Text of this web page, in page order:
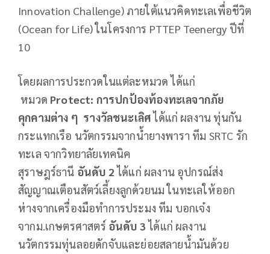
Innovation Challenge) ภายใต้แนวคิดทะเลเพื่อชีวิต
(Ocean for Life) ในโครงการ PTTEP Teenergy ปีที่
10
โดยผลการประกวดในแต่ละหมวด ได้แก่
หมวด Protect: การปกป้องท้องทะเลจากภัย
คุกคามต่าง ๆ รางวัลชนะเลิศได้แก่ ผลงาน ทุ่นกัน
กระแทกเรือ นวัตกรรมจากน้ำยางพารา ทีม SRTC รัก
ทะเล จากวิทยาลัยเทคนิค
สุราษฎร์ธานี อันดับ 2 ได้แก่ ผลงาน อุปกรณ์ส่ง
สัญญาณเตือนสัตว์เลี้ยงลูกด้วยนม ในทะเลให้ออก
ห่างจากเครื่องมือทำการประมง ทีม บอกเจ๋ง
จากม.เกษตรศาสตร์ อันดับ 3 ได้แก่ ผลงาน
นวัตกรรมทุ่นลอยดักจับและย่อยสลายน้ำมันด้วย